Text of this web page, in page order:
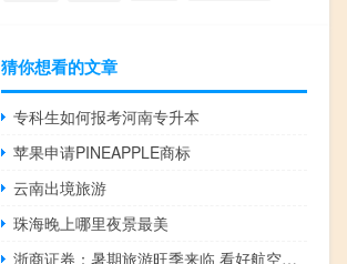
猜你想看的文章
专科生如何报考河南专升本
苹果申请PINEAPPLE商标
云南出境旅游
珠海晚上哪里夜景最美
浙商证券：暑期旅游旺季来临 看好航空大周期兑现